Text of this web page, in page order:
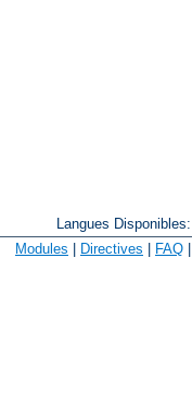
Langues Disponibles:
Modules | Directives | FAQ |